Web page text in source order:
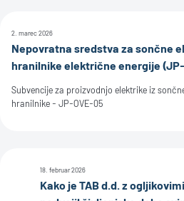
2. marec 2026
Nepovratna sredstva za sončne
hranilnike električne energije
Subvencije za proizvodnjo elektrike iz
hranilnike - JP-OVE-05
18. februar 2026
Kako je TAB d.d. z